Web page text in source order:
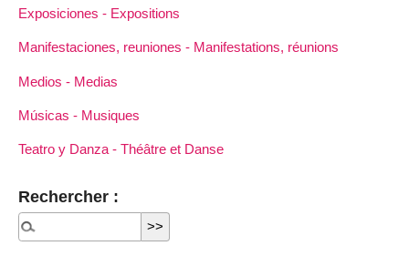
Exposiciones - Expositions
Manifestaciones, reuniones - Manifestations, réunions
Medios - Medias
Músicas - Musiques
Teatro y Danza - Théâtre et Danse
Rechercher :